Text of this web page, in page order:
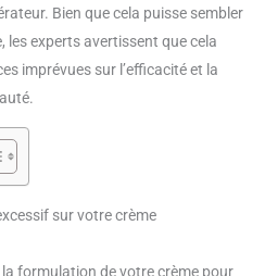
Bien que cela puisse sembler
les experts avertissent que cela
imprévues sur l’efficacité et la
sur votre crème
formulation de votre crème pour